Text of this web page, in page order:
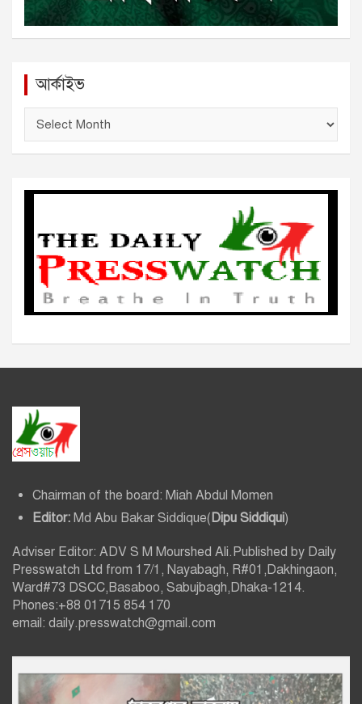
আর্কাইভ
ই
Chairman of the board: Miah Abdul Momen
Editor: Md Abu Bakar Siddique(Dipu Siddiqui)
Adviser Editor: ADV S M Mourshed Ali.Published by Daily
Presswatch Ltd from 17/1, Nayabagh, R#01,Dakhingaon,
Ward#73 DSCC,Basaboo, Sabujbagh,Dhaka-1214.
Phones:+88 01715 854 170
email: daily.presswatch@gmail.com